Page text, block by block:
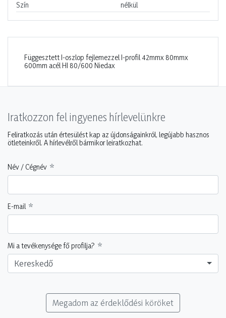
Szín
nélkül
Függesztett I-oszlop fejlemezzel I-profil 42mmx 80mmx
600mm acél HI 80/600 Niedax
Iratkozzon fel ingyenes hírlevelünkre
Feliratkozás után értesülést kap az újdonságainkról, legújabb hasznos
ötleteinkről. A hírlevélről bármikor leiratkozhat.
Név / Cégnév
E-mail
Mi a tevékenysége fő profilja?
Kereskedő
Megadom az érdeklődési köröket